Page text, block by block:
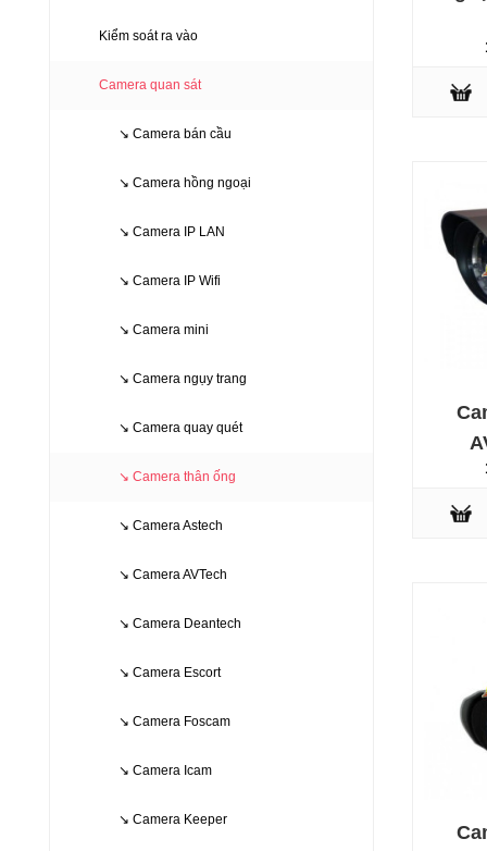
Kiểm soát ra vào
Camera quan sát
↘ Camera bán cầu
↘ Camera hồng ngoại
↘ Camera IP LAN
↘ Camera IP Wifi
↘ Camera mini
↘ Camera ngụy trang
↘ Camera quay quét
↘ Camera thân ống
↘ Camera Astech
↘ Camera AVTech
↘ Camera Deantech
↘ Camera Escort
↘ Camera Foscam
↘ Camera Icam
↘ Camera Keeper